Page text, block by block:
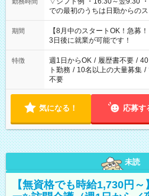
での最初のうちは日勤からのスタート！ ※Wワ
今ご覧のお仕事で希望する勤
時間。 合計で週40時間を超
期間
【8月中のスタートOK！急
3日後に就業が可能です！
特徴 週1日からOK / 履歴書不要 /
ト勤務 / 10名以上の大量募集 /
不要
気になる！ 応募す
未読
【無資格でも時給1,730円